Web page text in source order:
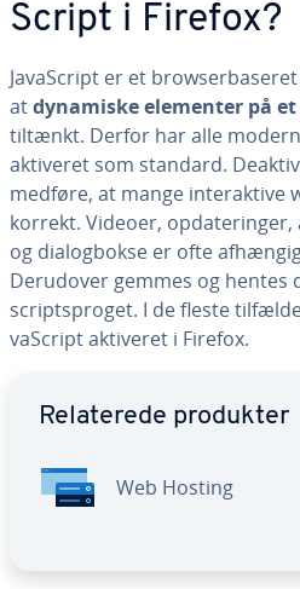
Script i Firefox?
Ja­va­Script er et
atdynamiske elementer på
tiltænkt. Derfor har alle
aktiveret som standard.
medføre, at mange in­ter­ak­ti­ve
korrekt. Videoer,
og di­a­log­bok­se er ofte
Derudover gemmes og hentes
scripts­pro­get. I de fleste
va­Script aktiveret i Firefox.
Re­la­te­re­de produkter
Web Hosting